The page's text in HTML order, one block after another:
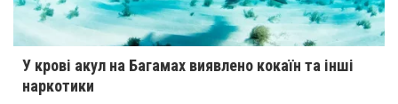
У крові акул на Багамах виявлено кокаїн та інші
наркотики